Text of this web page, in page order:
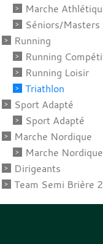
Marche
Séniors/Masters
Running
Running
Running Loisir
Triathlon
Sport Adapté
Sport Adapté
Marche Nordique
Marche Nordique
Dirigeants
Team Semi Brière